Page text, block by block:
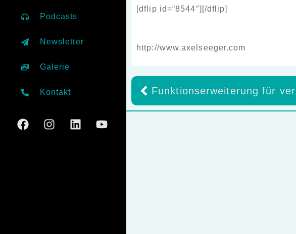
Podcasts
Newsletter
Galerie
Kontakt
[dflip id=“8544″][/dflip]
http://www.axelseeger.com